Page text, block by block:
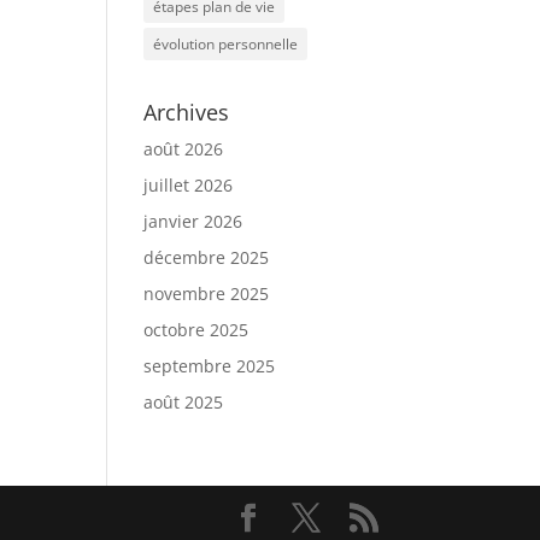
étapes plan de vie
évolution personnelle
Archives
août 2026
juillet 2026
janvier 2026
décembre 2025
novembre 2025
octobre 2025
septembre 2025
août 2025